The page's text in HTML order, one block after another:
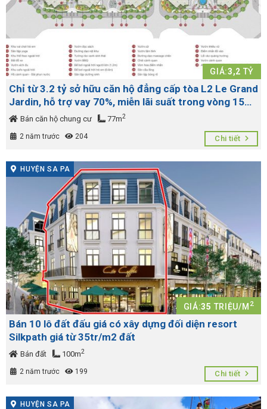
GIÁ:3,2 TỶ
Chỉ từ 3.2 tỷ sở hữu căn hộ đẳng cấp tòa L2 Le Grand
Jardin, hỗ trợ vay 70%, miễn lãi suất trong vòng 15
tháng
Bán căn hộ chung cư 77m2
2 năm trước 204 Chi tiết
HUYỆN SA PA
GIÁ:35 TRIỆU/M 2
Bán 10 lô đất đấu giá có xây dựng đối diện resort
Silkpath giá từ 35tr/m2 đất
Bán đất 100m2
2 năm trước 199 Chi tiết
HUYỆN SA PA